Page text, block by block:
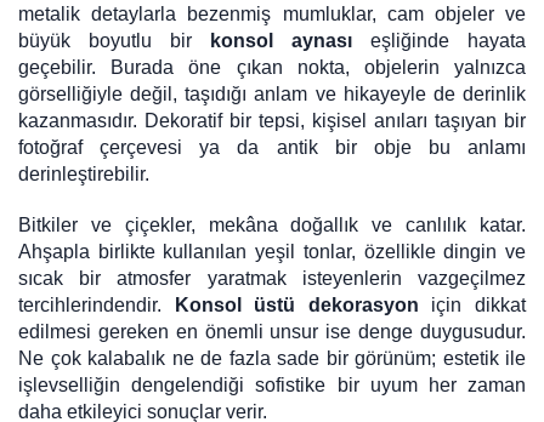
metalik detaylarla bezenmiş mumluklar, cam objeler ve
büyük boyutlu bir
konsol aynası eşliğinde hayata
geçebilir. Burada öne çıkan nokta, objelerin yalnızca
görselliğiyle değil, taşıdığı anlam ve hikayeyle de derinlik
kazanmasıdır. Dekoratif bir tepsi, kişisel anıları taşıyan bir
fotoğraf çerçevesi ya da antik bir obje bu anlamı
derinleştirebilir.
Bitkiler ve çiçekler, mekâna doğallık ve canlılık katar.
Ahşapla birlikte kullanılan yeşil tonlar, özellikle dingin ve
sıcak bir atmosfer yaratmak isteyenlerin vazgeçilmez
tercihlerindendir.
Konsol üstü dekorasyon için dikkat
edilmesi gereken en önemli unsur ise denge duygusudur.
Ne çok kalabalık ne de fazla sade bir görünüm; estetik ile
işlevselliğin dengelendiği sofistike bir uyum her zaman
daha etkileyici sonuçlar verir.